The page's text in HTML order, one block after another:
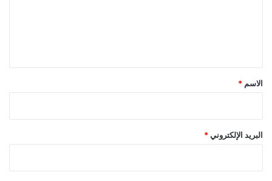
*
الاسم *
البريد الإلكتروني *